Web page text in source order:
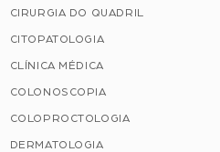
CIRURGIA DO QUADRIL
CITOPATOLOGIA
CLÍNICA MÉDICA
COLONOSCOPIA
COLOPROCTOLOGIA
DERMATOLOGIA